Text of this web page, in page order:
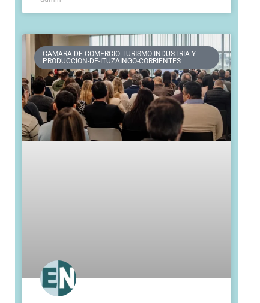
CAMARA-DE-COMERCIO-TURISMO-INDUSTRIA-Y-
PRODUCCION-DE-ITUZAINGO-CORRIENTES